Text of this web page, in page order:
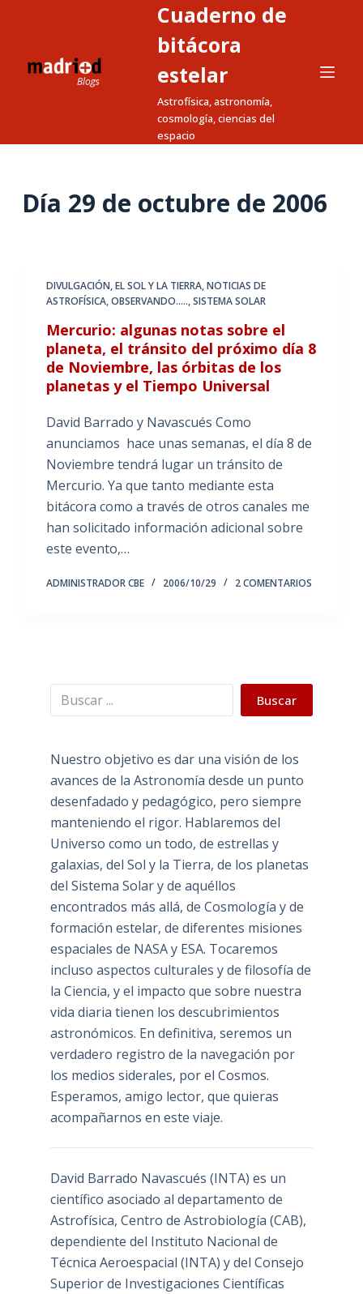
a
Cuaderno de
bitácora
estelar
Astrofísica, astronomía,
cosmología, ciencias del
espacio
Día 29 de octubre de 2006
DIVULGACIÓN,EL SOL Y LA TIERRA,NOTICIAS DE
ASTROFÍSICA,OBSERVANDO.....,SISTEMA SOLAR
Mercurio: algunas notas sobre el
planeta, el tránsito del próximo día 8
de Noviembre, las órbitas de los
planetas y el Tiempo Universal
David Barrado y Navascués Como
anunciamos hace unas semanas, el día 8 de
Noviembre tendrá lugar un tránsito de
Mercurio. Ya que tanto mediante esta
bitácora como a través de otros canales me
han solicitado información adicional sobre
este evento,…
ADMINISTRADOR CBE 2006/10/29 2 COMENTARIOS
Buscar Buscar
Nuestro objetivo es dar una visión de los
avances de la Astronomía desde un punto
desenfadado y pedagógico, pero siempre
manteniendo el rigor. Hablaremos del
Universo como un todo, de estrellas y
galaxias, del Sol y la Tierra, de los planetas
del Sistema Solar y de aquéllos
encontrados más allá, de Cosmología y de
formación estelar, de diferentes misiones
espaciales de NASA y ESA. Tocaremos
incluso aspectos culturales y de filosofía de
la Ciencia, y el impacto que sobre nuestra
vida diaria tienen los descubrimientos
astronómicos. En definitiva, seremos un
verdadero registro de la navegación por
los medios siderales, por el Cosmos.
Esperamos, amigo lector, que quieras
acompañarnos en este viaje.
David Barrado Navascués (INTA) es un
científico asociado al departamento de
Astrofísica, Centro de Astrobiología (CAB),
dependiente del Instituto Nacional de
Técnica Aeroespacial (INTA) y del Consejo
Superior de Investigaciones Científicas